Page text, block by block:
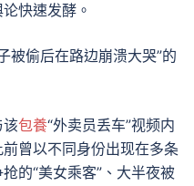
快速发酵。
被偷后在路边崩溃大哭”的
包養“外卖员丢车”视频内
曾以不同身份出现在多条
的“美女乘客”、大半夜被